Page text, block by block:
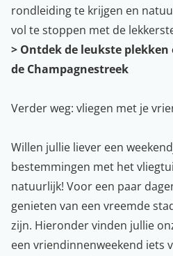
rondleiding te krijgen en
vol te stoppen met de
> Ontdek de leukste
de Champagnestreek
Verder weg: vliegen met je
Willen jullie liever een
bestemmingen met het
natuurlijk! Voor een paar
genieten van een vreemde
zijn. Hieronder vinden jullie
een vriendinnenweekend iets